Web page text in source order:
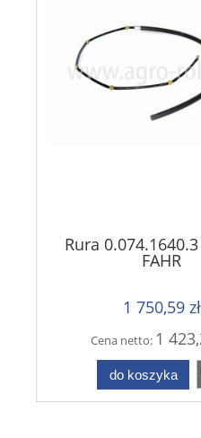
Rura 0.074.1640.3
FAHR
1 750,59 zł
Cena netto: 1
do koszyka